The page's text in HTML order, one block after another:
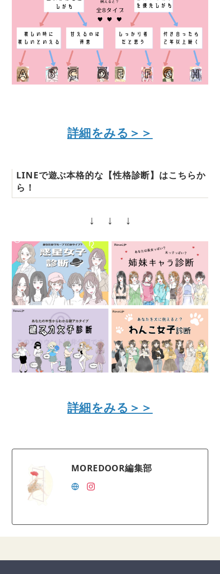
詳細をみる＞＞
LINEで遊ぶ本格的な【性格診断】はこちらか
ら！
↓ ↓ ↓
詳細をみる＞＞
MOREDOOR編集部